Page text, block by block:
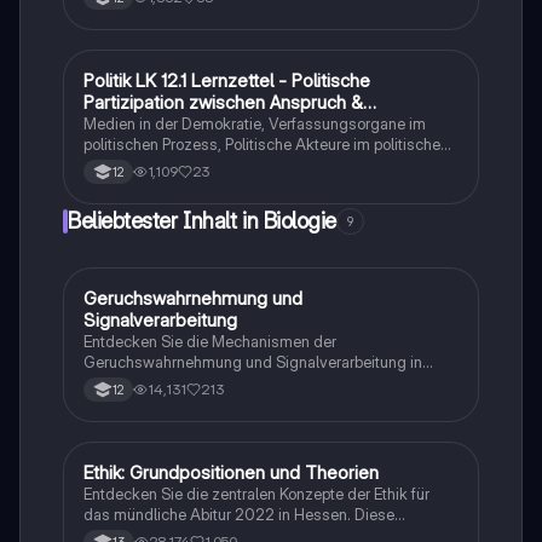
Verfassungsorgane, die Rolle der Bundesregierung,
Gesetzgebungsverfahren, Medien, Wahlen, Parteien
und politische Partizipation. Zudem wird das
magische Sechseck der Wirtschaft erläutert, das die
Ziele eines stabilen Wirtschaftswachstums, hoher
Beschäftigung, stabiler Preise und sozialer
Gerechtigkeit umfasst.
Politik und Sozialkunde
Politik LK 12.1 Lernzettel - Politische
Partizipation zwischen Anspruch &
Wirklichekeit
Medien in der Demokratie, Verfassungsorgane im
politischen Prozess, Politische Akteure im politischen
Prozess, Medienmärkte & Medienökonomie,
Demokratietheorien
12 1,109 23
Beliebtester Inhalt in Biologie 9
Biologie
Geruchswahrnehmung und
Signalverarbeitung
Entdecken Sie die Mechanismen der
Geruchswahrnehmung und Signalverarbeitung in
Nervenzellen. Diese Übungsaufgaben für das
mündliche Abitur in Neurobiologie behandeln
Studierende, die sich auf Prüfungen vorbereiten.
12 14,131 213
Ethik
Ethik: Grundpositionen und Theorien
Entdecken Sie die zentralen Konzepte der Ethik für
das mündliche Abitur 2022 in Hessen. Diese
Zusammenfassung behandelt Anthropologie,